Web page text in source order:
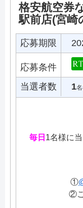
格安航空券
駅前店(宮崎
応募期限
応募条件
当選者数
1
毎日 1名様に
①
②